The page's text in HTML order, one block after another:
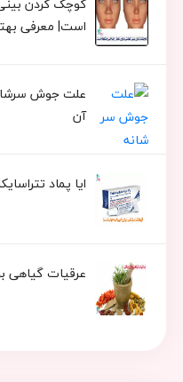
است| معرفی
علت جوش
آن
ایا پماد
عرقیات گیاهی